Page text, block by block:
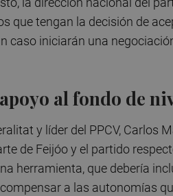
que tengan la decisión de
caso iniciarán una
al fondo de
y líder del PPCV, Carlos
de Feijóo y el partido
herramienta, que debería
a las autonomías